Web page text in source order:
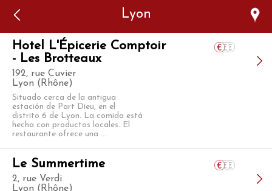
Lyon
Hotel L'Épicerie Comptoir
- Les Brotteaux
192, rue Cuvier
Lyon (Rhône)
Situado cerca de la antigua
estación de Part Dieu, en el
distrito 6 de Lyon. La comida está
hecha con productos locales. El
restaurante ofrece una ...
Le Summertime
2, rue Verdi
Lyon (Rhône)
authorized to show the cookie declaration for domain group
ID 546ddaab-b478-4440-aa8a-3b0205284212. Please add it to
the domain group in the Cookiebot Manager to authorize
the domain.